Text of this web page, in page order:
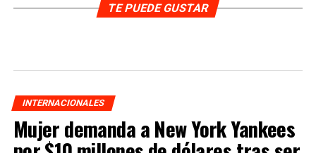
TE PUEDE GUSTAR
INTERNACIONALES
Mujer demanda a New York Yankees